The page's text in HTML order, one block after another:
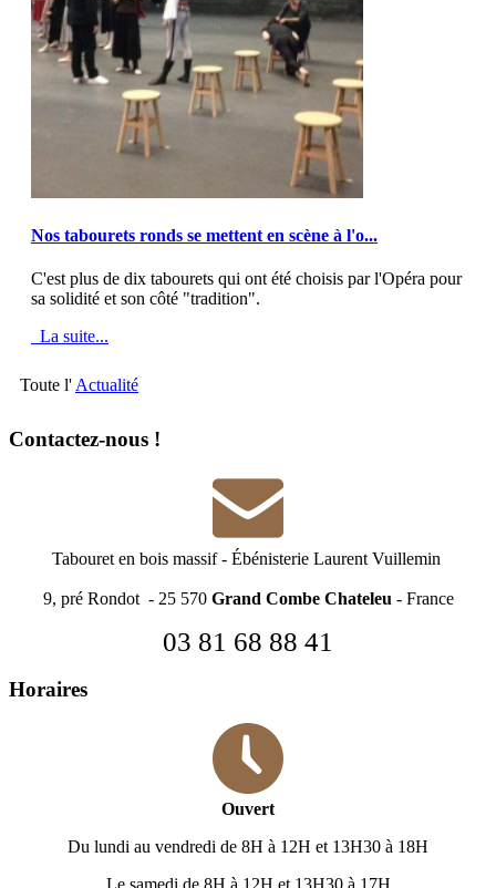
Nos tabourets ronds se mettent en scène à l'o...
C'est plus de dix tabourets qui ont été choisis par l'Opéra pour
sa solidité et son côté "tradition".
La suite...
Toute l' Actualité
Contactez-nous !
Tabouret en bois massif- Ébénisterie Laurent Vuillemin
9, pré Rondot - 25 570 Grand Combe Chateleu - France
03 81 68 88 41
Horaires
Ouvert
Du lundi au vendredi de 8H à 12H et 13H30 à 18H